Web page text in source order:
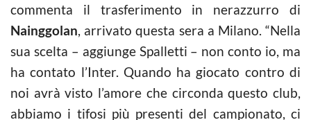
commenta il trasferimento in nerazzurro di
Nainggolan, arrivato questa sera a Milano. “Nella
sua scelta – aggiunge Spalletti – non conto io, ma
ha contato l’Inter. Quando ha giocato contro di
noi avrà visto l’amore che circonda questo club,
abbiamo i tifosi più presenti del campionato, ci